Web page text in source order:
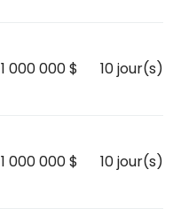
1 000 000 $ 10 jour(s)
1 000 000 $ 10 jour(s)